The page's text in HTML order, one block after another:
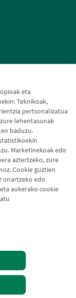
eta
Teknikoak,
pertsonalizatua
lehentasunak
baduzu.
Marketinekoak edo
aztertzeko, zure
Cookie guztien
onartzeko edo
aukerako cookie
Bezeroen sarbidea